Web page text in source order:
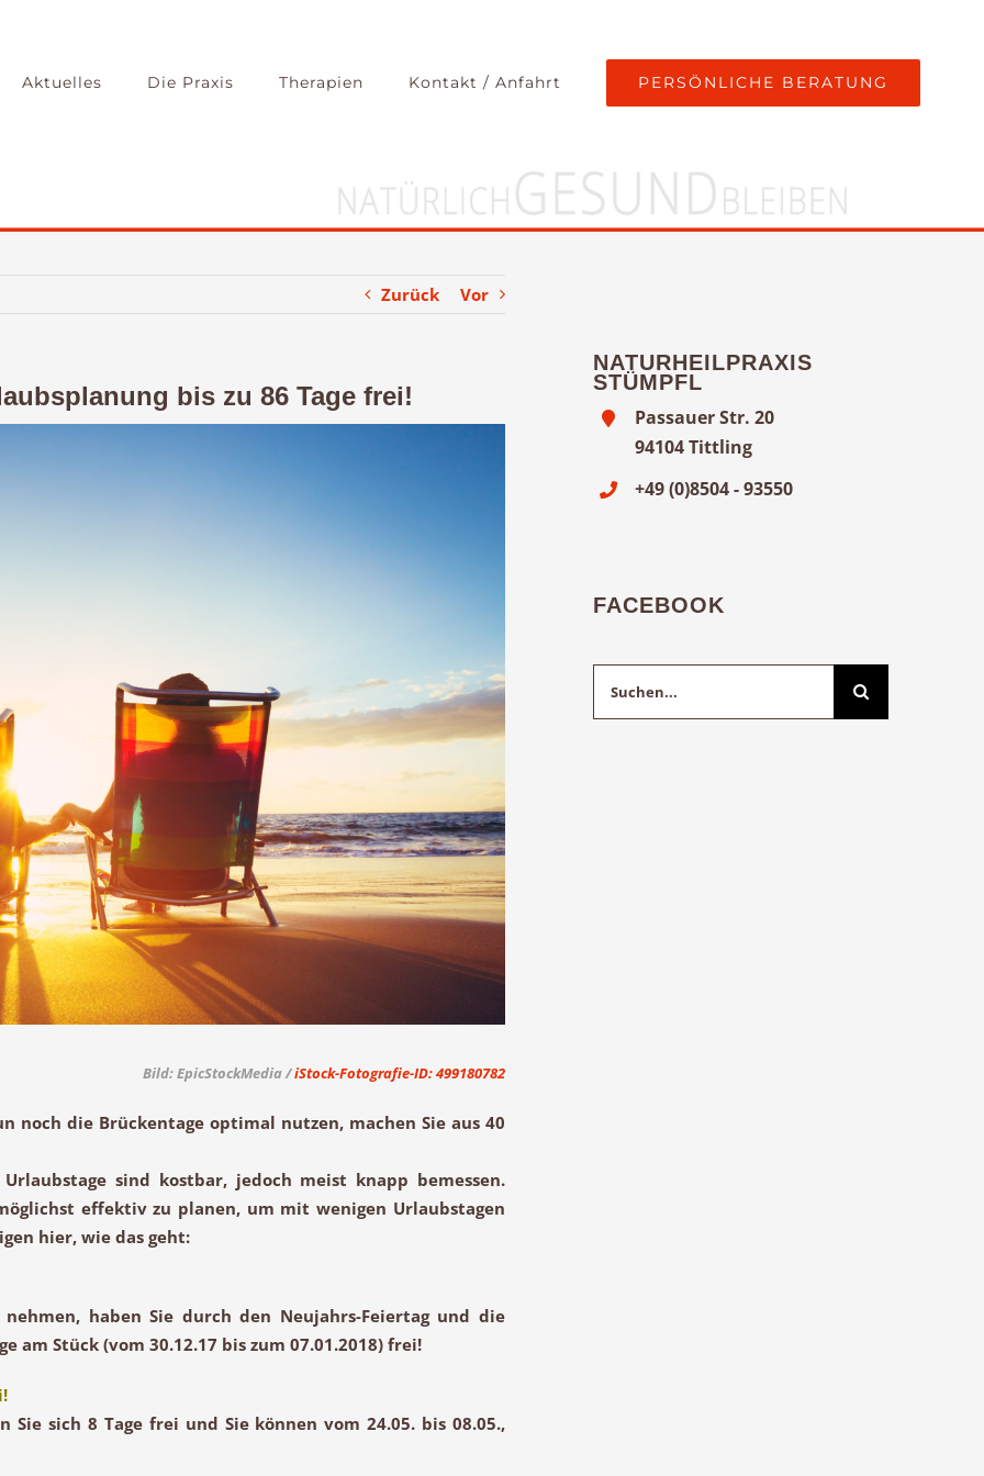
Aktuelles Die Praxis Therapien Kontakt / Anfahrt PERSÖNLICHE BERATUNG
Zurück Vor
bis zu 86 Tage frei!
Bild: EpicStockMedia /iStock-Fotografie-ID: 499180782
noch die Brückentage optimal nutzen, machen Sie aus 40
sind kostbar, jedoch meist knapp bemessen.
effektiv zu planen, um mit wenigen Urlaubstagen
hier, wie das geht:
haben Sie durch den Neujahrs-Feiertagund die
am Stück (vom 30.12.17 bis zum 07.01.2018) frei!
Sie sich 8 Tage frei und Sie können vom 24.05. bis 08.05.,
NATURHEILPRAXIS
STÜMPFL
Passauer Str. 20
94104 Tittling
+49 (0)8504 - 93550
FACEBOOK